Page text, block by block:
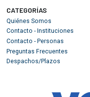
CATEGORÍAS
Quiénes Somos
Contacto - Instituciones
Contacto - Personas
Preguntas Frecuentes
Despachos/Plazos